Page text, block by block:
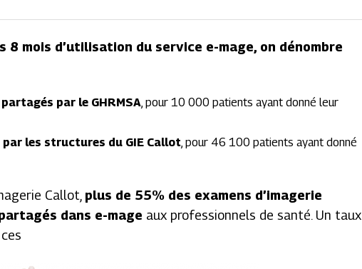
mois d’utilisation du service e-mage, on dénombre
par le GHRMSA, pour 10 000 patients ayant donné leur
les structures du GIE Callot, pour 46 100 patients ayant donné
Callot, plus de 55% des examens d’imagerie
dans e-mage aux professionnels de santé. Un taux